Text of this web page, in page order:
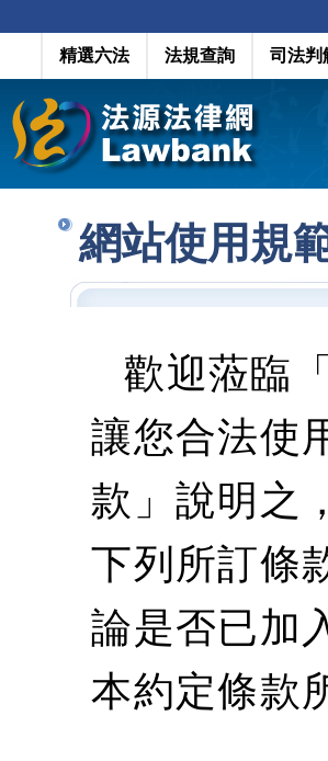
精選六法 法規查詢 司法判
網站使用規
歡迎蒞臨
讓您合法使
款」說明之
下列所訂條
論是否已加
本約定條款